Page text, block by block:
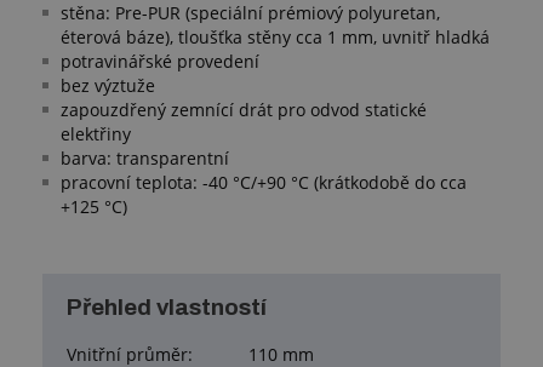
stěna: Pre-PUR (speciální prémiový polyuretan,
éterová báze), tloušťka stěny cca 1 mm, uvnitř hladká
potravinářské provedení
bez výztuže
zapouzdřený zemnící drát pro odvod statické
elektřiny
barva: transparentní
pracovní teplota: -40 °C/+90 °C (krátkodobě do cca
+125 °C)
Přehled vlastností
Vnitřní průměr:
110 mm